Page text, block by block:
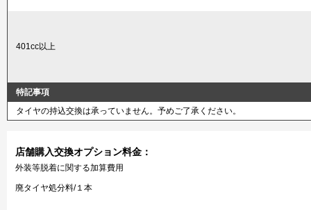
401cc以上
特記事項
タイヤの持込交換は承っていません。予めご了承ください。
店舗購入交換オプション料金：
外装等脱着に関する加算費用
廃タイヤ処分料/１本